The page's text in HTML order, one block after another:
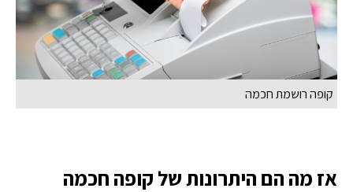
קופה רושמת חכמה
אז מה הם היתרונות של קופה חכמה